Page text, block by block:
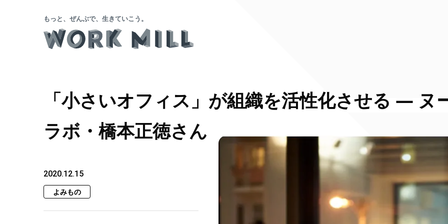
もっと、ぜんぶで、生きていこう。
「小さいオフィス」が組織を活性化させる ― ヌ
ラボ・橋本正徳さん
2020.12.15
よみもの